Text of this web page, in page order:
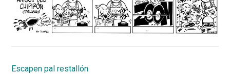
Escapen pal restallón